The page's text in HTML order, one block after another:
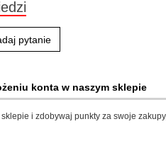
pytanie
konta w naszym sklepie
sklepie i zdobywaj punkty za swoje